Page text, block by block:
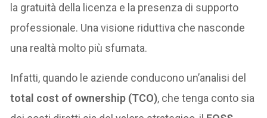
la gratuità della licenza e la presenza di supporto
professionale. Una visione riduttiva che nasconde
una realtà molto più sfumata.
Infatti, quando le aziende conducono un’analisi del
total cost of ownership (TCO), che tenga conto sia